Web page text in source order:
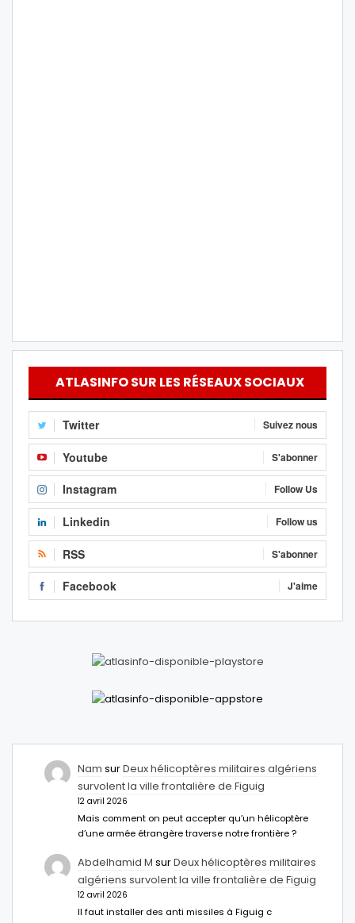
ATLASINFO SUR LES RÉSEAUX SOCIAUX
Twitter Suivez nous
Youtube S'abonner
Instagram Follow Us
Linkedin Follow us
RSS S'abonner
Facebook J'aime
Nam surDeux hélicoptères militaires algériens
survolent la ville frontalière de Figuig
12 avril 2026
Mais comment on peut accepter qu’un hélicoptère
d’une armée étrangère traverse notre frontière ?
Abdelhamid M surDeux hélicoptères militaires
algériens survolent la ville frontalière de Figuig
12 avril 2026
Il faut installer des anti missiles à Figuig c